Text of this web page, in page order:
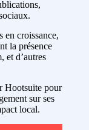
en croissance,
la présence
et d’autres
Hootsuite pour
sur ses
local.